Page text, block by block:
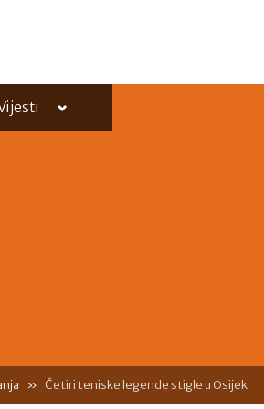
Toggle
menu
Četiri teniske legende stigle u Osijek